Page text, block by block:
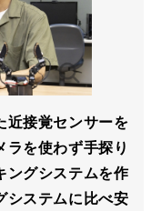
近接覚センサーを
ラを使わず手探り
ングシステムを作
システムに比べ安